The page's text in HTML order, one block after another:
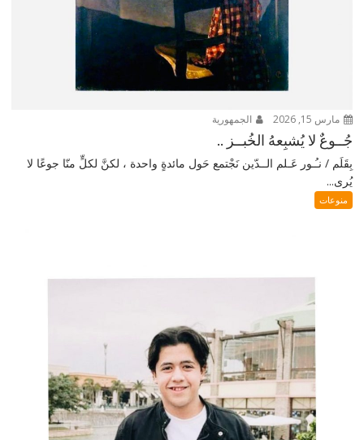
مارس 15, 2026 الجمهورية
جُــوعٌ لا يُشبِعهُ الخُبــز ..
بِقَلَم / نـُـور عَـلم الــدّين نَجْتمع حَول مائدةٍ واحدة ، لكنَّ لكلٍّ منّا جوعًا لا
يُرى...
منوعات